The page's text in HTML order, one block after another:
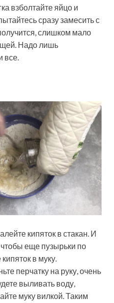
взболтайте яйцо и
сразу замесить с
слишком мало
Надо лишь
все.
кипяток в стакан. И
еще пузырьки по
в муку.
перчатку на руку, очень
выливать воду,
муку вилкой. Таким